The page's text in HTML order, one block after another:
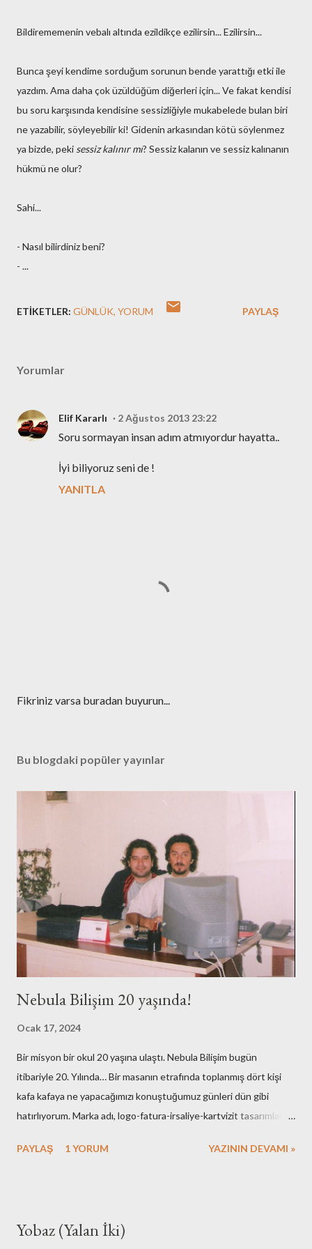
Bildirememenin vebalı altında ezildikçe ezilirsin... Ezilirsin...
Bunca şeyi kendime sorduğum sorunun bende yarattığı etki ile
yazdım. Ama daha çok üzüldüğüm diğerleri için... Ve fakat kendisi
bu soru karşısında kendisine sessizliğiyle mukabelede bulan biri
ne yazabilir, söyleyebilir ki! Gidenin arkasından kötü söylenmez
ya bizde, peki sessiz kalınır mı? Sessiz kalanın ve sessiz kalınanın
hükmü ne olur?
Sahi...
- Nasıl bilirdiniz beni?
- ...
ETIKETLER: GÜNLÜK YORUM PAYLAŞ
Yorumlar
Elif Kararlı 2 Ağustos 2013 23:22
Soru sormayan insan adım atmıyordur hayatta..
İyi biliyoruz seni de !
YANITLA
Y
m
ö
r
Fikriniz varsa buradan buyurun...
Bu blogdaki popüler yayınlar
Nebula Bilişim 20 yaşında!
Ocak 17, 2024
Bir misyon bir okul 20 yaşına ulaştı. Nebula Bilişim bugün
itibariyle 20. Yılında… Bir masanın etrafında toplanmış dört kişi
kafa kafaya ne yapacağımızı konuştuğumuz günleri dün gibi
hatırlıyorum. Marka adı, logo-fatura-irsaliye-kartvizit tasarımları,
gerekli resmi hazırlıklar. Neredeyse tüm işlemleri kendimiz yaptık.
taşıyışım ve aylarca onları kullandığımız hala hatırımda. Mesela
PAYLAŞ 1 YORUM YAZININ DEVAMI »
Yobaz (Yalan İki)